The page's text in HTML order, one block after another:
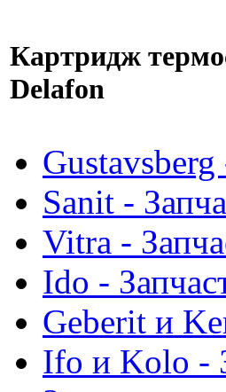
Картридж
Delafon
Gustavsberg
Sanit -
Vitra -
Ido -
Geberit и
Ifo и Kolo -